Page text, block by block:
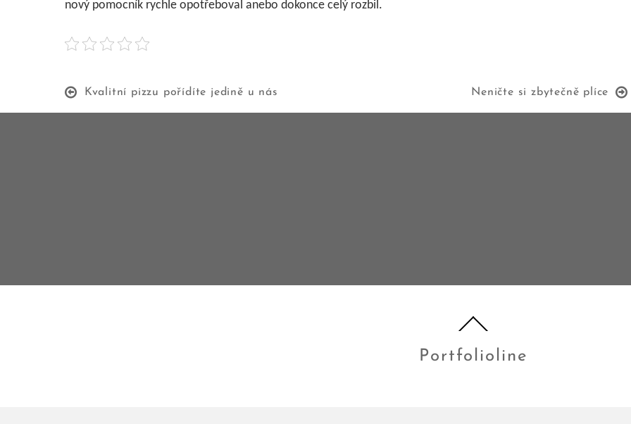
nový pomocník rychle opotřeboval anebo dokonce celý rozbil.
Kvalitní pizzu pořídíte jedině u nás Neničte si zbytečně plíce
Portfolioline